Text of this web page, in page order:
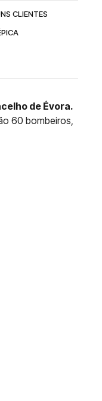
CLIENTES
de Évora.
60 bombeiros,